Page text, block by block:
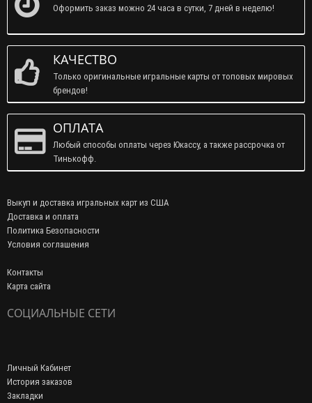
Оформить заказ можно 24 часа в сутки, 7 дней в неделю!
КАЧЕСТВО
Только оригинальные игральные карты от топовых мировых
брендов!
ОПЛАТА
Любый способы оплаты через Юкассу, а также рассрочка от
Тинькофф.
Выкуп и доставка игральных карт из США
Доставка и оплата
Политика Безопасности
Условия соглашения
Контакты
Карта сайта
СОЦИАЛЬНЫЕ СЕТИ
Личный Кабинет
История заказов
Закладки